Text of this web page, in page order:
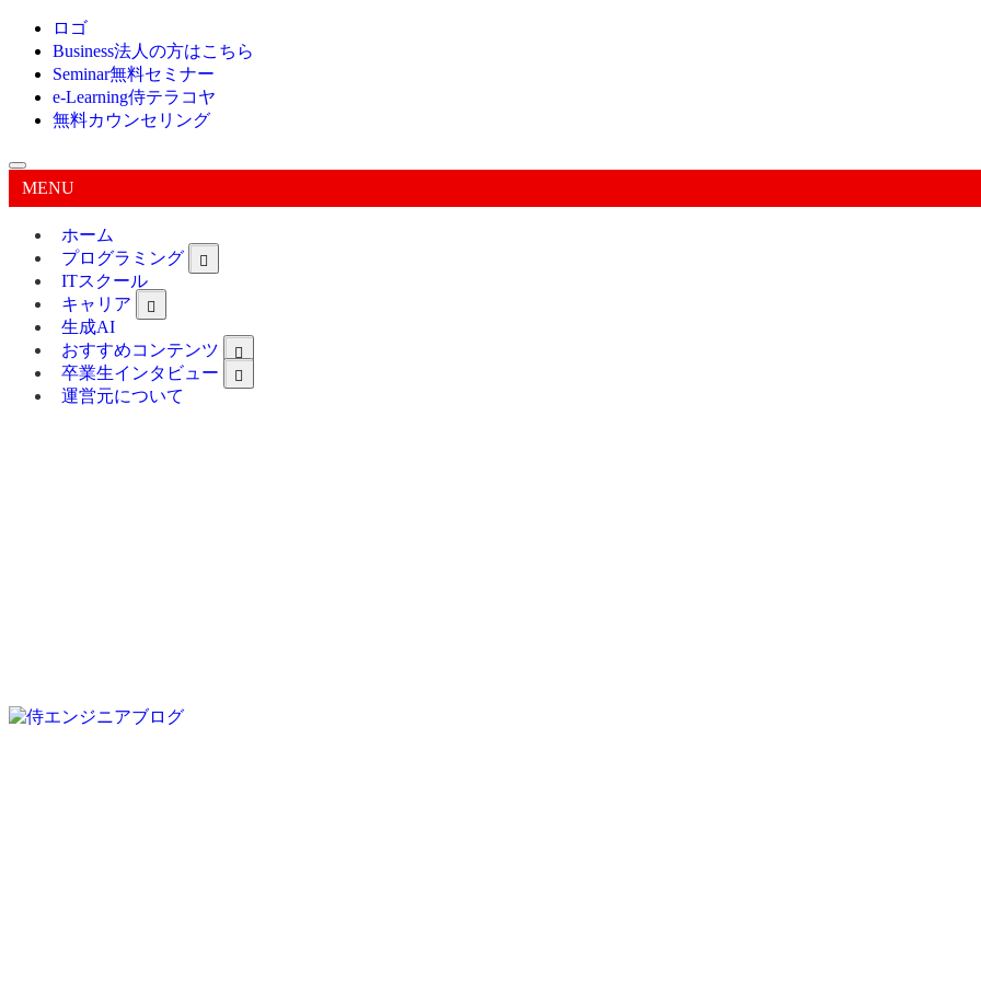
ロゴ
Business法人の方はこちら
Seminar無料セミナー
e-Learning侍テラコヤ
無料カウンセリング
MENU
ホーム
プログラミング
ITスクール
キャリア
生成AI
おすすめコンテンツ
卒業生インタビュー
運営元について